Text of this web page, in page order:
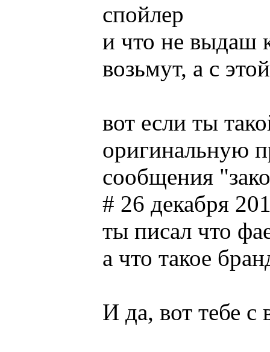
cпойлер
и что не выдаш
возьмут, а с
вот если ты
оригинальную
сообщения
# 26 декабря
ты писал что
а что такое
И да, вот тебе с